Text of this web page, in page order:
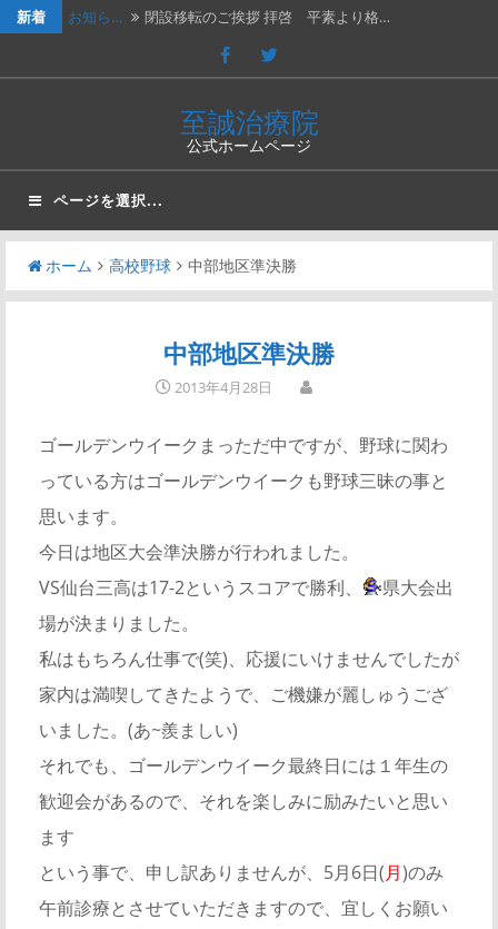
新着 お知ら… 閉設移転のご挨拶 拝啓 平素より格…
202４年３月２日（土）は臨時休診…
2023年７月１５日（土）は臨時休…
2023年2月25日（土）、202…
新年の…
至誠治療院
公式ホームページ
ページを選択...
ホーム 高校野球 中部地区準決勝
中部地区準決勝
2013年4月28日
ゴールデンウイークまっただ中ですが、野球に関わ
っている方はゴールデンウイークも野球三昧の事と
思います。
今日は地区大会準決勝が行われました。
VS仙台三高は17-2というスコアで勝利、
県大会出
場が決まりました。
私はもちろん仕事で(笑)、応援にいけませんでしたが
家内は満喫してきたようで、ご機嫌が麗しゅうござ
いました。(あ~羨ましい)
それでも、ゴールデンウイーク最終日には１年生の
歓迎会があるので、それを楽しみに励みたいと思い
ます
という事で、申し訳ありませんが、5月6日(月)のみ
午前診療とさせていただきますので、宜しくお願い